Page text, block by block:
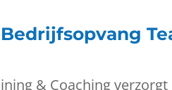
& Coaching